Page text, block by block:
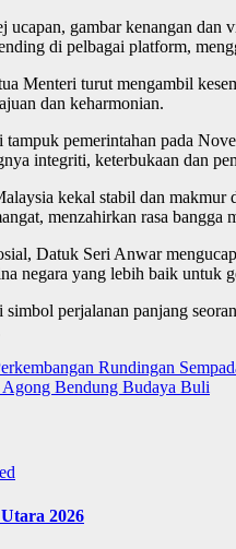
ucapan, gambar kenangan
di pelbagai platform,
Menteri turut mengambil
dan keharmonian.
pemerintahan pada
integriti, keterbukaan dan
kekal stabil dan
menzahirkan rasa
Datuk Seri Anwar
negara yang lebih baik untuk
perjalanan panjang
Rundingan
Bendung Budaya Buli
2026